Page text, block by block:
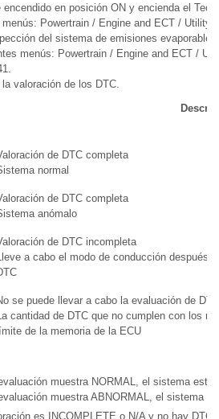
encendido en posición ON y encienda el
Powertrain / Engine and ECT /
del sistema de emisiones
menús: Powertrain / Engine and ECT /
valoración de los DTC.
de DTC completa
normal
de DTC completa
anómalo
de DTC incompleta
Lleve a cabo el modo de conducción después
se puede llevar a cabo la evaluación de DTC
La cantidad de DTC que no cumplen con los
límite de la memoria de la ECU
muestra NORMAL, el sistema está
muestra ABNORMAL, el sistema
es INCOMPLETE o N/A y no hay DTC